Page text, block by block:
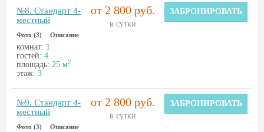
№8. Стандарт 4-
местный
Фото (3) Описание
комнат: 1
гостей: 4
площадь: 25 м2
этаж: 3
от 2 800 руб.
в сутки
ЗАБРОНИРОВАТЬ
№9. Стандарт 4-
местный
Фото (3) Описание
от 2 800 руб.
в сутки
ЗАБРОНИРОВАТЬ